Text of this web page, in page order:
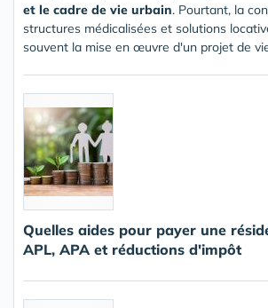
et le cadre de vie urbain. Pourtant, la
structures médicalisées et solutions
souvent la mise en œuvre d'un projet de
Quelles aides pour payer une
APL, APA et réductions d'impôt